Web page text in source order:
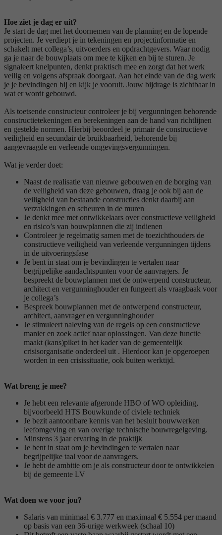
Hoe ziet je dag er uit?
Je start de dag met het doornemen van de planning en de lopende
projecten. Je verdiept je in tekeningen en projectinformatie en
schakelt met collega’s, uitvoerders en opdrachtgevers. Waar nodig
ga je naar de bouwplaats om mee te kijken en bij te sturen. Je
signaleert knelpunten, denkt praktisch mee en zorgt dat het werk
veilig en volgens afspraak doorgaat. Aan het einde van de dag werk
je je bevindingen bij en kijk je vooruit. Jouw bijdrage is zichtbaar in
wat er wordt gebouwd.
Als toetsende constructeur controleer je bij vergunningen behorende
constructietekeningen en berekeningen aan de hand van richtlijnen
en gestelde normen. Hierbij beoordeel je primair de constructieve
veiligheid en secundair de bruikbaarheid, behorende bij
aangevraagde en verleende omgevingsvergunningen.
Wat je verder doet:
Naast de realisatie van nieuwe gebouwen en de borging van
de veiligheid van deze gebouwen, draag je ook bij aan de
veiligheid van bestaande constructies denkt daarbij aan
verzakkingen en scheuren in de muren
Je denkt mee met ontwikkelaars over constructieve veiligheid
en risico’s van bouwplannen die zij indienen
Controleer je regelmatig samen met de toezichthouders de
constructieve veiligheid van verleende vergunningen tijdens
in de uitvoeringsfase
Je bent in staat om je bevindingen te vertalen naar
begrijpelijke aandachtspunten voor de aanvragers. Je
bespreekt de bouwplannen met de ontwerpend constructeur,
architect en vergunninghouder en fungeert als vraagbaak voor
je collega’s
Bespreek bouwplannen met de ontwerpend constructeur,
architect, aanvrager en vergunninghouder
Je stimuleert naleving van de regels op een constructieve
manier en zoek actief naar oplossingen. Van deze functie
maakt (kans)piket in het kader van de gemeentelijk
crisisorganisatie onderdeel uit . Hierdoor kan je opgeroepen
worden in een crisissituatie, ook buiten werktijd.
Wat breng je mee?
Je hebt een relevante afgeronde HBO of WO opleiding,
bijvoorbeeld HTS Bouwkunde of civiele techniek
Je bezit aantoonbare kennis van het besluit bouwwerken
leefomgeving en van overige technische bouwregelgeving.
Minstens 3 jaar ervaring in de praktijk
Je bent in staat om je bevindingen te vertalen naar
begrijpelijke taal voor de aanvragers.
Je hebt de ambitie om je als constructeur door te ontwikkelen
bij de gemeente LV
Wat doen we voor jou?
Salaris van minimaal € 3.777 en maximaal € 5.554 per maand
op basis van een 36-urige werkweek (schaal 10)